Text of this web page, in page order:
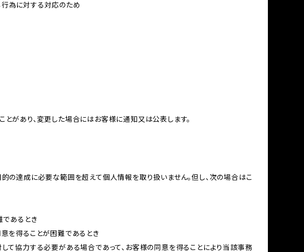
行為に対する対応のため
があり、変更した場合にはお客様に通知又は公表します。
の達成に必要な範囲を超えて個人情報を取り扱いません。但し、次の場合はこ
であるとき
を得ることが困難であるとき
て協力する必要がある場合であって、お客様の同意を得ることにより当該事務